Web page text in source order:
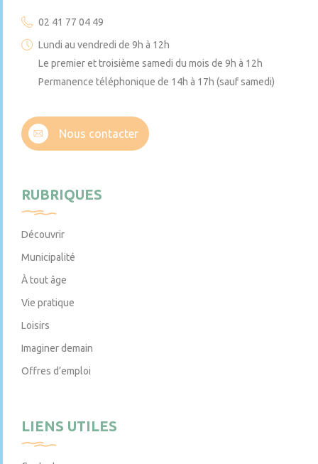
02 41 77 04 49
Lundi au vendredi de 9h à 12h
Le premier et troisième samedi du mois de 9h à 12h
Permanence téléphonique de 14h à 17h (sauf samedi)
Nous contacter
RUBRIQUES
Découvrir
Municipalité
À tout âge
Vie pratique
Loisirs
Imaginer demain
Offres d’emploi
LIENS UTILES